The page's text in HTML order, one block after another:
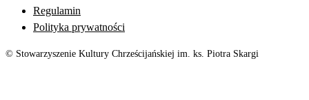
Regulamin
Polityka prywatności
© Stowarzyszenie Kultury Chrześcijańskiej im. ks. Piotra Skargi